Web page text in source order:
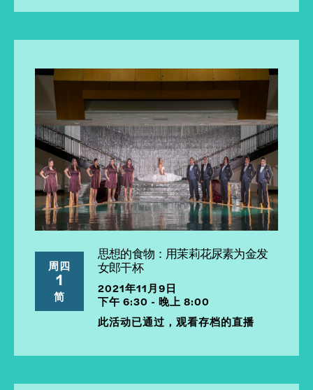
周四
1
简
思想的食物：用茉莉花尿素为金发
女郎干杯
2021年11月9日
下午 6:30 - 晚上 8:00
此活动已通过，观看存档的直播